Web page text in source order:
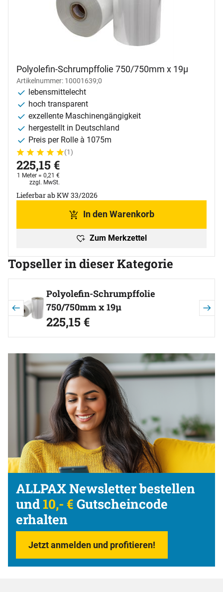
Polyolefin-Schrumpffolie 750/750mm x 19µ
Artikelnummer: 10001639;0
lebensmittelecht
hoch transparent
exzellente Maschinengängigkeit
hergestellt in Deutschland
Preis per Rolle à 1075m
Bewertung: 5 von 5 (1 Bewertungen)
1 Bewertung
(1)
225,15€
1 Meter = 0,21 €
Steuerhinweis:
zzgl. MwSt.
Lieferbar ab KW 33/2026
In den Warenkorb
Zum Merkzettel
Topseller in dieser Kategorie
Artikel überspringen
Polyolefin-Schrumpffolie
750/750mm x 19µ
225,15€
ALLPAX Newsletter bestellen
und10,- € Gutscheincode
erhalten
Jetzt anmelden und profitieren!